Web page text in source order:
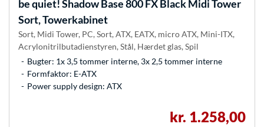
be quiet!Shadow Base 800 FX Black Midi Tower
Sort, Towerkabinet
Sort, Midi Tower, PC, Sort, ATX, EATX, micro ATX, Mini-ITX,
Acrylonitrilbutadienstyren, Stål, Hærdet glas, Spil
Bugter: 1x 3,5 tommer interne, 3x 2,5 tommer interne
Formfaktor: E-ATX
Power supply design: ATX
kr. 1.258,00